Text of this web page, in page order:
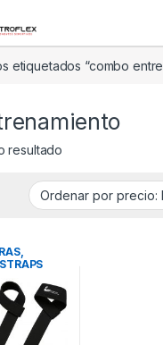
etiquetados “combo
resultado